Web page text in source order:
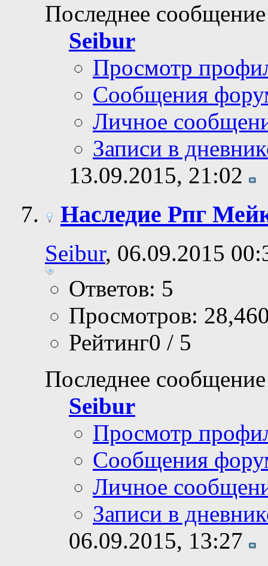
Последнее
Seibur
Просмотр
Сообщения
Личное
Записи в
13.09.2015, 21:02
Наследие Рпг
Seibur, 06.09.2015
Ответов: 5
Просмотров:
Рейтинг0 / 5
Последнее
Seibur
Просмотр
Сообщения
Личное
Записи в
06.09.2015, 13:27